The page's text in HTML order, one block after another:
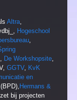
Altra
Hogeschool
De Workshopsite
GGTV, KvK
en
(BPD), Hermans &
bij projecten